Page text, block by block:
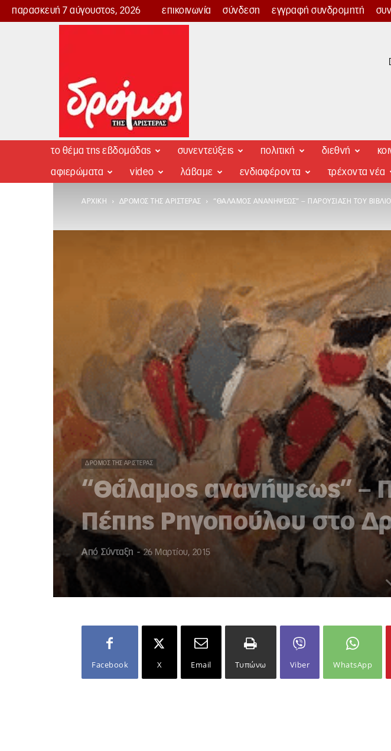
παρασκευή 7 αύγουστος, 2026 επικοινωνία σύνδεση εγγραφή συνδρομητή
Δρόμος
το θέμα της εβδομάδας συνεντεύξεις πολιτική διεθνή
αφιερώματα video λάβαμε ενδιαφέροντα τρέχοντα νέα
ΑΡΧΙΚΉ ΔΡΌΜΟΣ ΤΗΣ ΑΡΙΣΤΕΡΆΣ “ΘΆΛΑΜΟΣ ΑΝΑΝΉΨΕΩΣ” – ΠΑΡΟΥΣΊΑΣΗ ΤΟΥ
ΔΡΌΜΟΣ ΤΗΣ ΑΡΙΣΤΕΡΆΣ
“Θάλαμος ανανήψεως” –
Πέπης Ρηγοπούλου στο
Από Σύνταξη - 26 Μαρτίου, 2015
Facebook X Email Τυπώνω Viber WhatsApp